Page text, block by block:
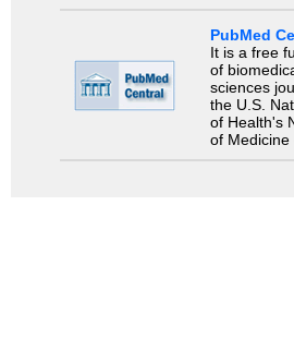
PubMed
It is a free
of
sciences
the U.S.
of Health's
of Medicine